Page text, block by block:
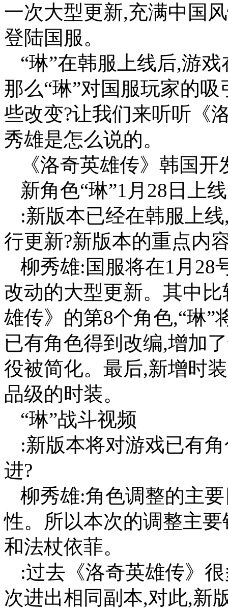
一次大型更新,充满中国
登陆国服。
“琳”在韩服上线后,游
那么“琳”对国服玩家的
些改变?让我们来听听《
秀雄是怎么说的。
《洛奇英雄传》韩国
新角色“琳”1月28日上
:新版本已经在韩服上
行更新?新版本的重点内
柳秀雄:国服将在1月28
改动的大型更新。其中
雄传》的第8个角色,“琳”
已有角色得到改编,增加
役被简化。最后,新增时
品级的时装。
“琳”战斗视频
:新版本将对游戏已有
进?
柳秀雄:角色调整的主
性。所以本次的调整主
和法杖依菲。
:过去《洛奇英雄传》
次进出相同副本,对此,新